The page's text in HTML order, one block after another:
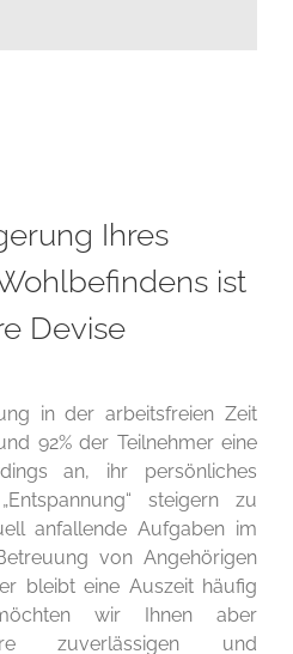
Ihres
ist
Devise
in der arbeitsfreien Zeit
92% der Teilnehmer eine
an, ihr persönliches
steigern zu
anfallende Aufgaben im
von Angehörigen
bleibt eine Auszeit häufig
wir Ihnen aber
zuverlässigen und